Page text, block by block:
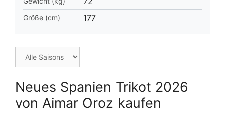
Größe (cm) 177
Neues Spanien Trikot 2026
von Aimar Oroz kaufen